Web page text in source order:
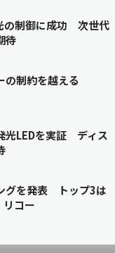
の制御に成功 次世代
待
の制約を越える
光LEDを実証 ディス
グを発表 トップ3は
リコー